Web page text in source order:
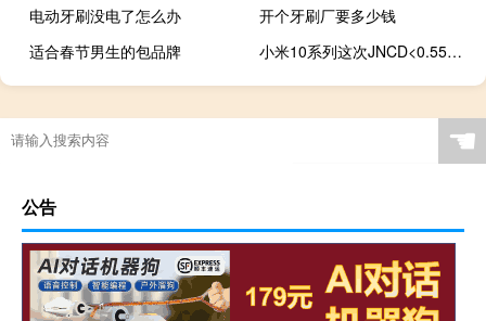
电动牙刷没电了怎么办
开个牙刷厂要多少钱
适合春节男生的包品牌
小米10系列这次JNCD<0.55达到了行业色准的顶级水平
☚
公告